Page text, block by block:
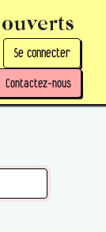
Se connecter
Contactez-nous